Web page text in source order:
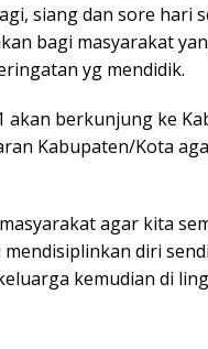
siang dan sore hari
bagi masyarakat
yg mendidik.
akan berkunjung ke
Kabupaten/Kota
agar kita
mendisiplinkan diri
kemudian di